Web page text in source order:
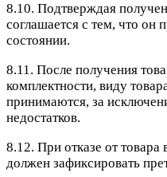
8.10. Подтверждая
соглашается с тем, что он
состоянии.
8.11. После получения
комплектности, виду
принимаются, за
недостатков.
8.12. При отказе от
должен зафиксировать